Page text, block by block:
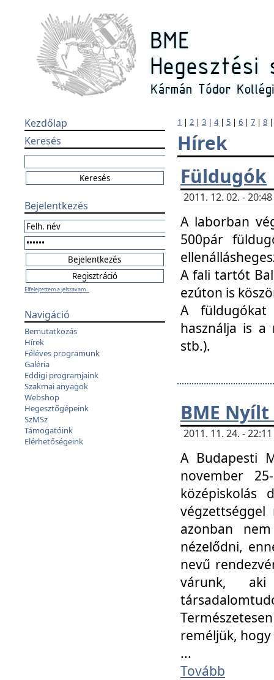
Kezdőlap
Keresés
Bejelentkezés
Elfelejtettem a jelszavam...
Navigáció
Bemutatkozás
Hírek
Féléves programunk
Galéria
Eddigi programjaink
Szakmai anyagok
Webshop
Hegesztőgépeink
SzMSz
Támogatóink
Elérhetőségeink
1 | 2 | 3 | 4| 5 | 6 | 7 | 8
Hírek
Füldugók
2011. 12. 02. -
A laborban
500pár
A fali tartót
ezúton is
A füldugókat
használja is a
stb.).
BME
2011. 11. 24. -
A Budapesti
november
középiskolás
azonban
nézelődni,
nevű
várunk, aki
reméljük,
...
Tovább